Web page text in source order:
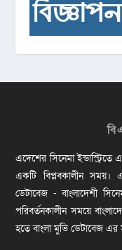
এদেশের সিনেমা
একটি বিপ্লবকালীন সময়।
ডেটাবেজ - বাংলাদেশী
পরিবর্তনকালীন সময়ে
হতে বাংলা মুভি ডেটাবেজ এর